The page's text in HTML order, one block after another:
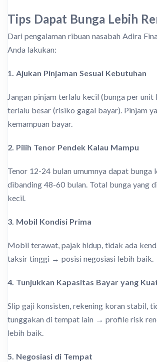
Tips Dapat Bunga Lebih
Dari pengalaman ribuan nasabah Adira
Anda lakukan:
1. Ajukan Pinjaman Sesuai Kebutuhan
Jangan pinjam terlalu kecil (bunga per
terlalu besar (risiko gagal bayar). Pinjam
kemampuan bayar.
2. Pilih Tenor Pendek Kalau Mampu
Tenor 12-24 bulan umumnya dapat bunga
dibanding 48-60 bulan. Total bunga yang
kecil.
3. Mobil Kondisi Prima
Mobil terawat, pajak hidup, tidak ada
taksir tinggi → posisi negosiasi lebih baik.
4. Tunjukkan Kapasitas Bayar yang
Slip gaji konsisten, rekening koran stabil,
tunggakan di tempat lain → profile risk
lebih baik.
5. Negosiasi di Tempat